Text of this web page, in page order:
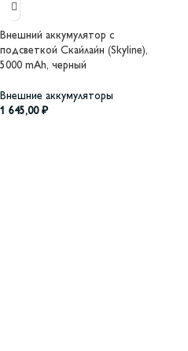
Внешний аккумулятор с
подсветкой Скайлайн (Skyline),
5000 mAh, черный
Внешние аккумуляторы
1 645,00 ₽